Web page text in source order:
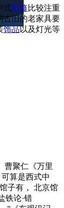
式装修比较注重
古旧的老家具要
饰品以及灯光等
曹聚仁《万里
算是西式中
子有， 北京馆
铁论·错